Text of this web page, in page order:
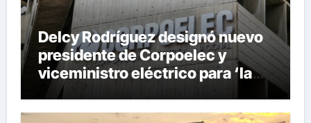
Delcy Rodríguez designó nuevo
presidente de Corpoelec y
viceministro eléctrico para ‘la
recuperación del servicio’